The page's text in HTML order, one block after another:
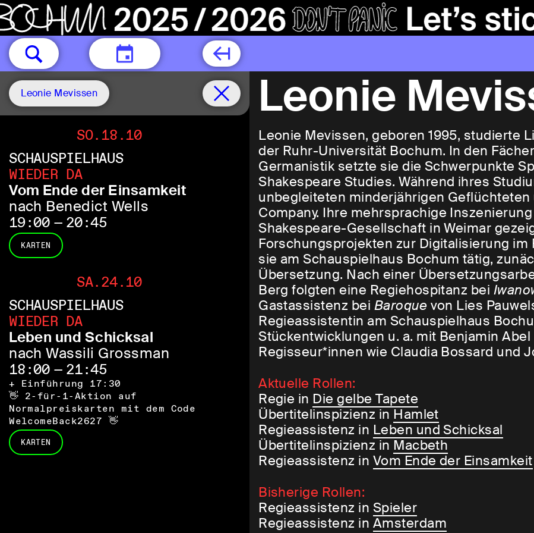
HEUTE
Leonie Mevissen
SO.18.10
SCHAUSPIELHAUS
WIEDER DA
Vom Ende der Einsamkeit
nach Benedict Wells
19:00 — 20:45
KARTEN
SA.24.10
SCHAUSPIELHAUS
WIEDER DA
Leben und Schicksal
nach Wassili Grossman
18:00 — 21:45
+ Einführung 17:30
👋 2-für-1-Aktion auf
Normalpreiskarten mit dem Code
WelcomeBack2627 👋
KARTEN
Leonie
Leonie Mevissen, geboren 1995, studierte
der Ruhr-Universität Bochum. In den
Germanistik setzte sie die Schwerpunkte
Shakespeare Studies. Während ihres
unbegleiteten minderjährigen
Company. Ihre mehrsprachige Inszenierung
Shakespeare-Gesellschaft in Weimar
Forschungsprojekten zur Digitalisierung
sie am Schauspielhaus Bochum tätig,
Übersetzung. Nach einer
Berg folgten eine Regiehospitanz bei
Gastassistenz bei Baroque von Lies
Regieassistentin am Schauspielhaus
Stückentwicklungen u. a. mit Benjamin
Regisseur*innen wie Claudia Bossard und
Aktuelle Rollen:
Regie in Die gelbe Tapete
Übertitelinspizienz in Hamlet
Regieassistenz in Leben und Schicksal
Übertitelinspizienz in Macbeth
Regieassistenz in Vom Ende der Einsamkeit
Bisherige Rollen:
Regieassistenz in Spieler
Regieassistenz in Amsterdam